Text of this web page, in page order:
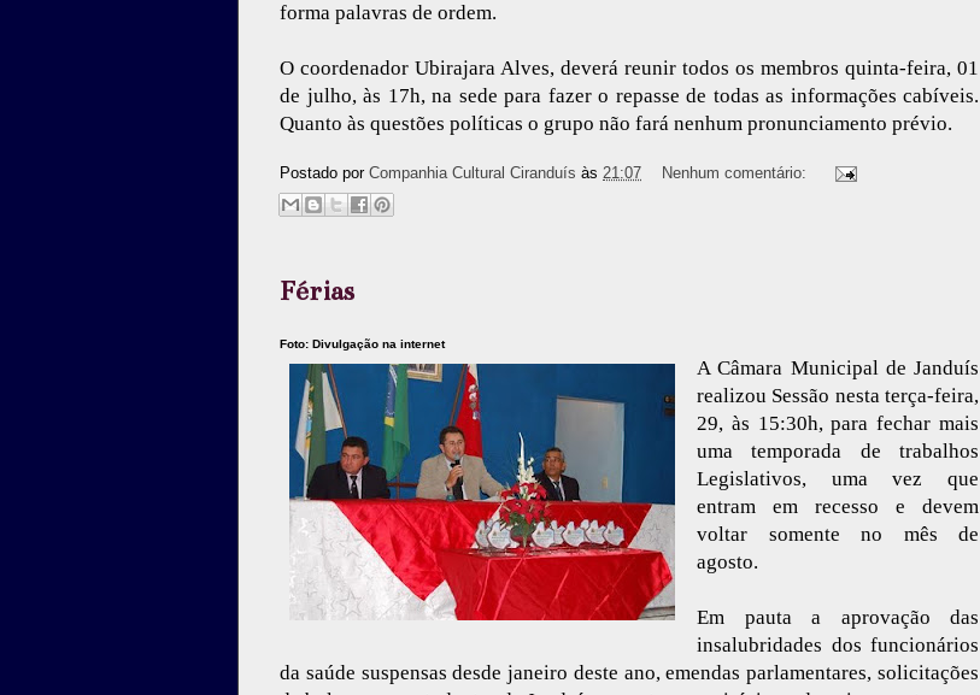
forma palavras de ordem.
O coordenador Ubirajara Alves, deverá reunir todos os membros quinta-feira, 01
de julho, às 17h, na sede para fazer o repasse de todas as informações cabíveis.
Quanto às questões políticas o grupo não fará nenhum pronunciamento prévio.
Postado por Companhia Cultural Ciranduís às 21:07 Nenhum comentário:
Férias
Foto: Divulgação na internet
A Câmara Municipal de Janduís
realizou Sessão nesta terça-feira,
29, às 15:30h, para fechar mais
uma temporada de trabalhos
Legislativos, uma vez que
entram em recesso e devem
voltar somente no mês de
agosto.
Em pauta a aprovação das
insalubridades dos funcionários
da saúde suspensas desde janeiro deste ano, emendas parlamentares, solicitações